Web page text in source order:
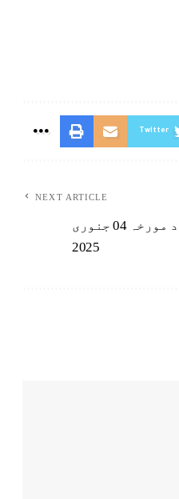
Twitter
NEXT ARTICLE
روزنامہ امروز اسلام آباد مورخہ 04 جنوری
2025